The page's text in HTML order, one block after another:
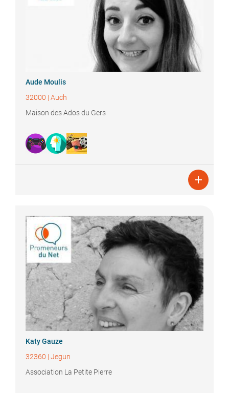
Aude Moulis
32000 | Auch
Maison des Ados du Gers

KatyGauze
32360 | Jegun
Association La Petite Pierre